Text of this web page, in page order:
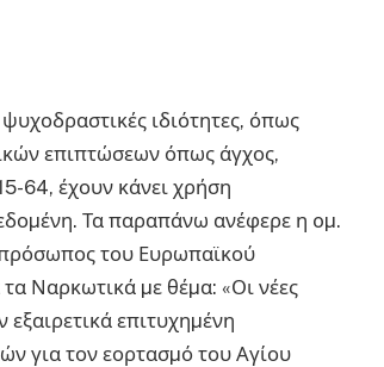
ιδιότητες, όπως
επιπτώσεων όπως άγχος,
64, έχουν κάνει χρήση
Τα παραπάνω ανέφερε η oµ.
του Ευρωπαϊκού
Ναρκωτικά µε θέµα: «Οι νέες
επιτυχηµένη
για τον εορτασµό του Αγίου